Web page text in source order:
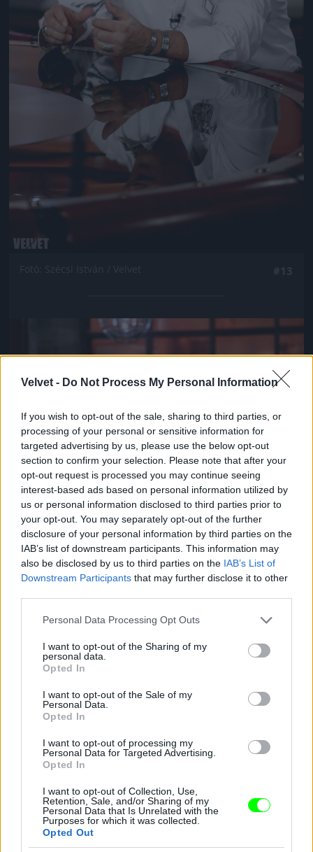
Velvet - Do Not Process My Personal Information
If you wish to opt-out of the sale, sharing to third parties, or
processing of your personal or sensitive information for
targeted advertising by us, please use the below opt-out
section to confirm your selection. Please note that after your
opt-out request is processed you may continue seeing
interest-based ads based on personal information utilized by
us or personal information disclosed to third parties prior to
your opt-out. You may separately opt-out of the further
disclosure of your personal information by third parties on the
IAB’s list of downstream participants. This information may
also be disclosed by us to third parties on the IAB’s List of
Downstream Participants that may further disclose it to other
Please note that this website/app uses one or more Google
not limited to your visit or usage behaviour. You may click to
grant or deny consent to Google and its third-party tags to
use your data for below specified purposes in below Google
consent section.
Personal Data Processing Opt Outs
I want to opt-out of the Sharing of my
personal data.
Opted In
I want to opt-out of the Sale of my
Personal Data.
Opted In
I want to opt-out of processing my
Personal Data for Targeted Advertising.
Opted In
I want to opt-out of Collection, Use,
Retention, Sale, and/or Sharing of my
Personal Data that Is Unrelated with the
Purposes for which it was collected.
Opted Out
Jön még kép!
Fotó: Szécsi István / Velvet #14
Jön még kép!